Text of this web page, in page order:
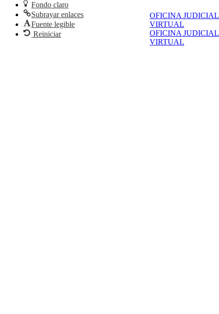
OFICINA JUDICIAL
VIRTUAL
OFICINA JUDICIAL
VIRTUAL
Fondo claro
Subrayar enlaces
Fuente legible
Reiniciar